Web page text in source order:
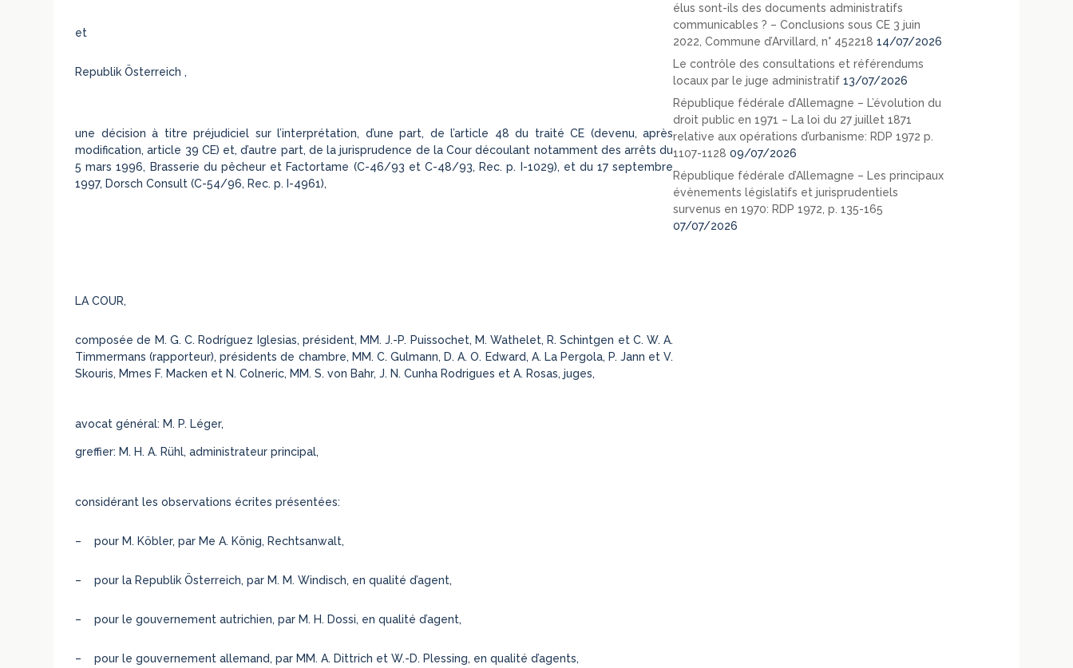
et
Republik Österreich ,
une décision à titre préjudiciel sur l’interprétation, d’une part, de l’article 48 du traité CE (devenu, après
modification, article 39 CE) et, d’autre part, de la jurisprudence de la Cour découlant notamment des arrêts du
5 mars 1996, Brasserie du pêcheur et Factortame (C-46/93 et C-48/93, Rec. p. I-1029), et du 17 septembre
1997, Dorsch Consult (C-54/96, Rec. p. I-4961),
LA COUR,
composée de M. G. C. Rodríguez Iglesias, président, MM. J.-P. Puissochet, M. Wathelet, R. Schintgen et C. W. A.
Timmermans (rapporteur), présidents de chambre, MM. C. Gulmann, D. A. O. Edward, A. La Pergola, P. Jann et V.
Skouris, Mmes F. Macken et N. Colneric, MM. S. von Bahr, J. N. Cunha Rodrigues et A. Rosas, juges,
avocat général: M. P. Léger,
greffier: M. H. A. Rühl, administrateur principal,
considérant les observations écrites présentées:
– pour M. Köbler, par Me A. König, Rechtsanwalt,
– pour la Republik Österreich, par M. M. Windisch, en qualité d’agent,
– pour le gouvernement autrichien, par M. H. Dossi, en qualité d’agent,
– pour le gouvernement allemand, par MM. A. Dittrich et W.-D. Plessing, en qualité d’agents,
élus sont-ils des documents administratifs
communicables ? – Conclusions sous CE 3 juin
2022, Commune d’Arvillard, n° 452218 14/07/2026
Le contrôle des consultations et référendums
locaux par le juge administratif 13/07/2026
République fédérale d’Allemagne – L’évolution du
droit public en 1971 – La loi du 27 juillet 1871
relative aux opérations d’urbanisme: RDP 1972 p.
1107-1128 09/07/2026
République fédérale d’Allemagne – Les principaux
évènements législatifs et jurisprudentiels
survenus en 1970: RDP 1972, p. 135-165
07/07/2026